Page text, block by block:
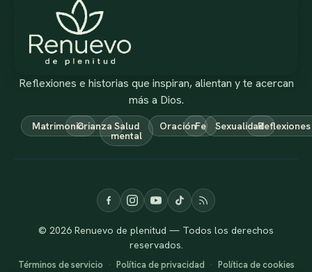
Reflexiones e historias que inspiran, alientan y te acercan
más a Dios.
MatrimonioCrianza Salud
mental
OraciónFe SexualidadReflexiones
© 2026 Renuevo de plenitud — Todos los derechos
reservados.
Términos de servicio · Política de privacidad · Política de cookies